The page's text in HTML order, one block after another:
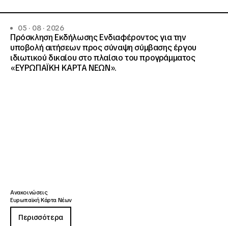
05 · 08 · 2026
Πρόσκληση Εκδήλωσης Ενδιαφέροντος για την
υποβολή αιτήσεων προς σύναψη σύμβασης έργου
ιδιωτικού δικαίου στο πλαίσιο του προγράμματος
«ΕΥΡΩΠΑΪΚΗ ΚΑΡΤΑ ΝΕΩΝ».
Ανακοινώσεις
Ευρωπαϊκή Κάρτα Νέων
Περισσότερα